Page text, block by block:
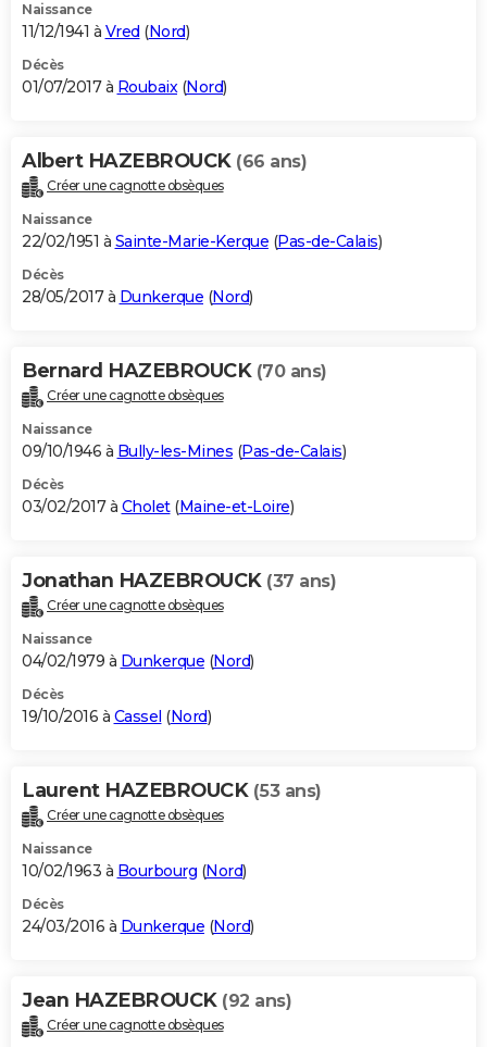
Naissance
11/12/1941 à Vred (Nord)
Décès
01/07/2017 à Roubaix(Nord)
Albert HAZEBROUCK (66 ans)
Créer une cagnotte obsèques
Naissance
22/02/1951 à Sainte-Marie-Kerque (Pas-de-Calais)
Décès
28/05/2017 à Dunkerque (Nord)
Bernard HAZEBROUCK (70 ans)
Créer une cagnotte obsèques
Naissance
09/10/1946 à Bully-les-Mines (Pas-de-Calais)
Décès
03/02/2017 à Cholet(Maine-et-Loire)
Jonathan HAZEBROUCK (37 ans)
Créer une cagnotte obsèques
Naissance
04/02/1979 à Dunkerque (Nord)
Décès
19/10/2016 à Cassel (Nord)
Laurent HAZEBROUCK (53 ans)
Créer une cagnotte obsèques
Naissance
10/02/1963 à Bourbourg (Nord)
Décès
24/03/2016 à Dunkerque (Nord)
Jean HAZEBROUCK (92 ans)
Créer une cagnotte obsèques